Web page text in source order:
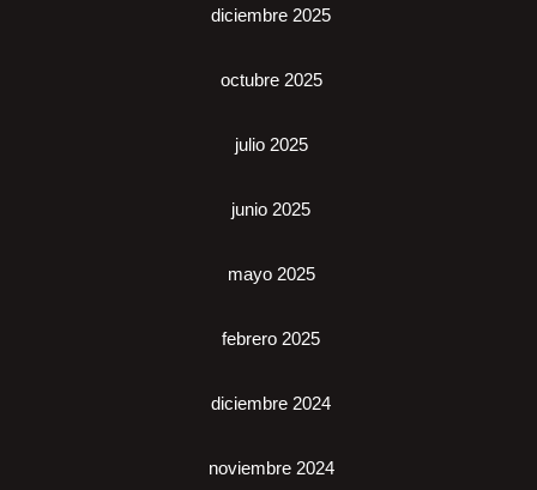
diciembre 2025
octubre 2025
julio 2025
junio 2025
mayo 2025
febrero 2025
diciembre 2024
noviembre 2024